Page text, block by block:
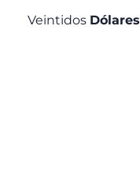
Veintidos Dólares